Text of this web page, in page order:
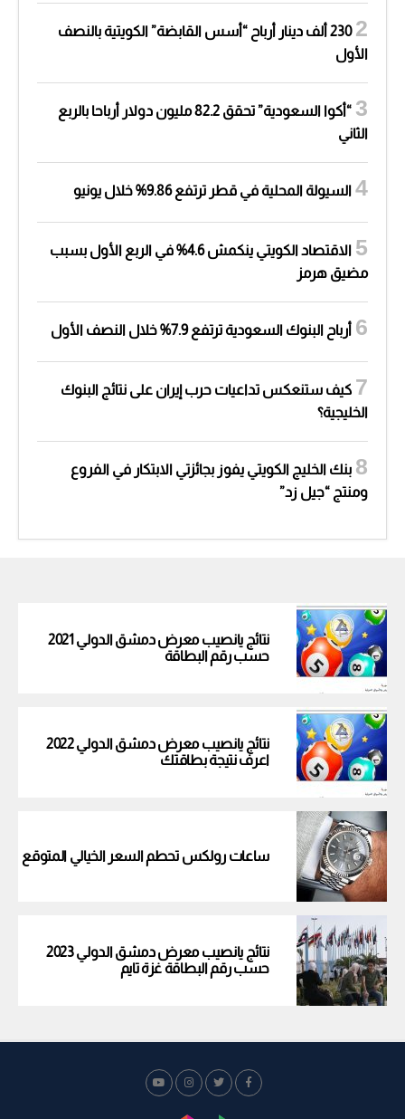
230 ألف دينار أرباح “أسس القابضة” الكويتية بالنصف
الأول
“أكوا السعودية” تحقق 82.2 مليون دولار أرباحا بالربع
الثاني
السيولة المحلية في قطر ترتفع 9.86% خلال يونيو
الاقتصاد الكويتي ينكمش 4.6% في الربع الأول بسبب
مضيق هرمز
أرباح البنوك السعودية ترتفع 7.9% خلال النصف الأول
كيف ستنعكس تداعيات حرب إيران على نتائج البنوك
الخليجية؟
بنك الخليج الكويتي يفوز بجائزتي الابتكار في الفروع
ومنتج “جيل زد”
نتائج يانصيب معرض دمشق الدولي 2021
حسب رقم البطاقة
نتائج يانصيب معرض دمشق الدولي 2022
اعرف نتيجة بطاقتك
ساعات رولكس تحطم السعر الخيالي المتوقع
نتائج يانصيب معرض دمشق الدولي 2023
حسب رقم البطاقة غزة تايم